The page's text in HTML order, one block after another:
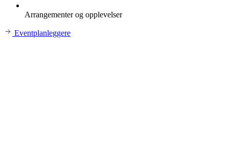
Arrangementer og opplevelser
Eventplanleggere